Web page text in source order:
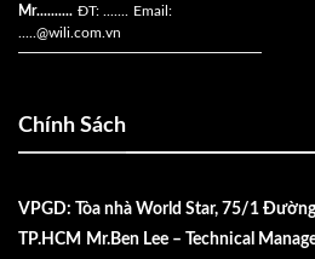
Mr.......... ĐT: ....... Email:
.....@wili.com.vn
Chính Sách
VPGD: Tòa nhà World Star, 75/1
TP.HCM Mr.Ben Lee – Technical